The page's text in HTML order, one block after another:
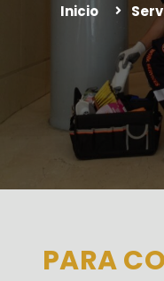
Inicio
PARA